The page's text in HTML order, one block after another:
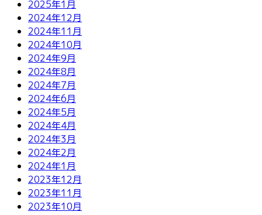
2025年1月
2024年12月
2024年11月
2024年10月
2024年9月
2024年8月
2024年7月
2024年6月
2024年5月
2024年4月
2024年3月
2024年2月
2024年1月
2023年12月
2023年11月
2023年10月